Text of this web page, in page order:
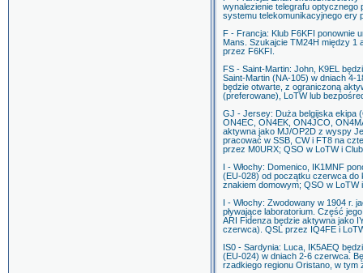
wynalezienie telegrafu optycznego
systemu telekomunikacyjnego ery
F - Francja: Klub F6KFI ponownie
Mans. Szukajcie TM24H między 1
przez F6KFI.
FS - Saint-Martin: John, K9EL
Saint-Martin (NA-105) w dniach 4-
będzie otwarte, z ograniczoną
(preferowane), LoTW lub
GJ - Jersey: Duża belgijska ekipa
ON4EC, ON4EK, ON4JCO,
aktywna jako MJ/OP2D z wyspy
pracować w SSB, CW i FT8 na
przez M0URX; QSO w LoTW i
I - Włochy: Domenico, IK1MNF
(EU-028) od początku czerwca do
znakiem domowym; QSO w
I - Włochy: Zwodowany w 1904 r.
pływające laboratorium. Część
ARI Fidenza będzie aktywna jako
czerwca). QSL przez IQ4FE i
IS0 - Sardynia: Luca, IK5AEQ
(EU-024) w dniach 2-6 czerwca.
rzadkiego regionu Oristano, w